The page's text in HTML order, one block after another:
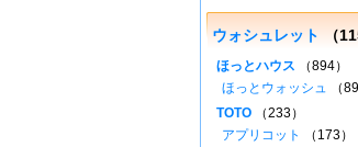
ウォシュレット （
ほっとハウス （894）
ほっとウォッシュ （
TOTO （233）
アプリコット
（173）